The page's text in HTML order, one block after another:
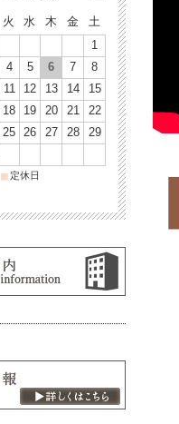
火 水 木 金
土
1
4 5 6 7
8
11 12 13 14
15
18 19 20 21
22
25 26 27 28
29
■ 定休日